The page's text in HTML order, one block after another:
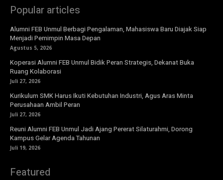
Popular articles
Alumni FEB Unmul Berbagi Pengalaman, Mahasiswa Baru Diajak Siap
Menjadi Pemimpin Masa Depan
Agustus 5, 2026
Koperasi Alumni FEB Unmul Bidik Peran Strategis, Dekanat Buka
Ruang Kolaborasi
Juli 27, 2026
Kurikulum SMK Harus Ikuti Kebutuhan Industri, Agus Aras Minta
Perusahaan Ambil Peran
Juli 27, 2026
Reuni Alumni FEB Unmul Jadi Ajang Pererat Silaturahmi, Dorong
Kampus Gelar Agenda Tahunan
Juli 19, 2026
Featured